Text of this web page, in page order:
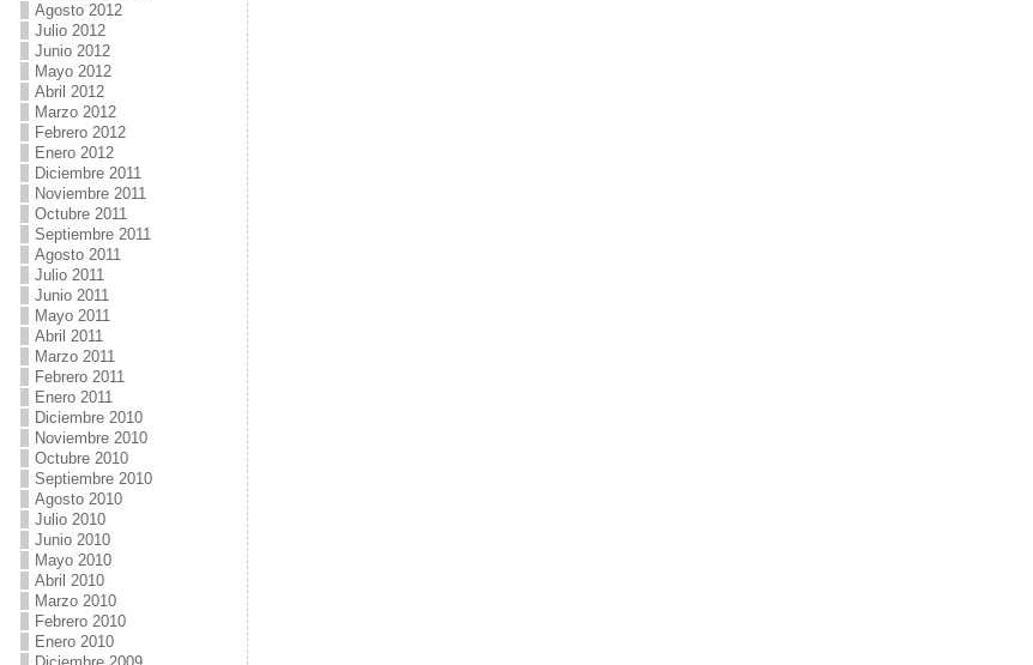
Agosto 2012
Julio 2012
Junio 2012
Mayo 2012
Abril 2012
Marzo 2012
Febrero 2012
Enero 2012
Diciembre 2011
Noviembre 2011
Octubre 2011
Septiembre 2011
Agosto 2011
Julio 2011
Junio 2011
Mayo 2011
Abril 2011
Marzo 2011
Febrero 2011
Enero 2011
Diciembre 2010
Noviembre 2010
Octubre 2010
Septiembre 2010
Agosto 2010
Julio 2010
Junio 2010
Mayo 2010
Abril 2010
Marzo 2010
Febrero 2010
Enero 2010